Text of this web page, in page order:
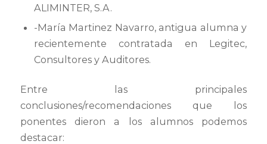
ALIMINTER, S.A.
-María Martinez Navarro, antigua alumna y
recientemente contratada en Legitec,
Consultores y Auditores.
Entre las principales
conclusiones/recomendaciones que los
ponentes dieron a los alumnos podemos
destacar: